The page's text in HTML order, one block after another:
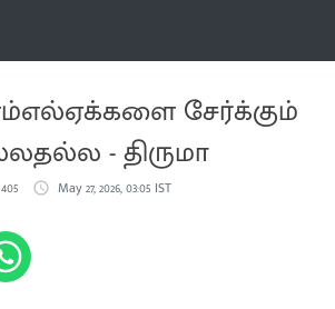
சேர்க்கும்
- திருமா
405 May 27, 2026, 03:05 IST